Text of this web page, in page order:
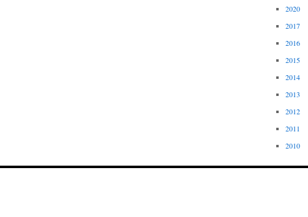
2020
2017
2016
2015
2014
2013
2012
2011
2010